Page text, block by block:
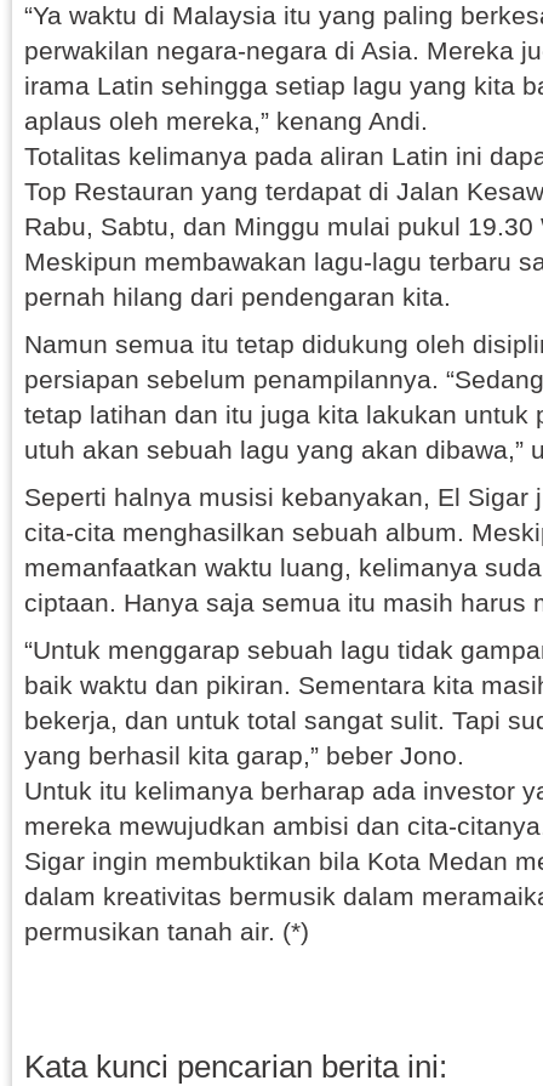
“Ya waktu di Malaysia itu yang paling
perwakilan negara-negara di Asia. Mereka
irama Latin sehingga setiap lagu yang kita
aplaus oleh mereka,” kenang Andi.
Totalitas kelimanya pada aliran Latin ini
Top Restauran yang terdapat di Jalan
Rabu, Sabtu, dan Minggu mulai pukul 19.30
Meskipun membawakan lagu-lagu terbaru
pernah hilang dari pendengaran kita.
Namun semua itu tetap didukung oleh
persiapan sebelum penampilannya.
tetap latihan dan itu juga kita lakukan untuk
utuh akan sebuah lagu yang akan dibawa,”
Seperti halnya musisi kebanyakan, El Sigar
cita-cita menghasilkan sebuah album.
memanfaatkan waktu luang, kelimanya
ciptaan. Hanya saja semua itu masih harus
“Untuk menggarap sebuah lagu tidak
baik waktu dan pikiran. Sementara kita
bekerja, dan untuk total sangat sulit. Tapi
yang berhasil kita garap,” beber Jono.
Untuk itu kelimanya berharap ada investor
mereka mewujudkan ambisi dan cita-
Sigar ingin membuktikan bila Kota Medan
dalam kreativitas bermusik dalam
permusikan tanah air. (*)
Kata kunci pencarian berita ini: